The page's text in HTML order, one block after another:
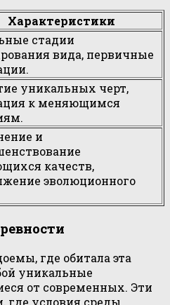
Характеристики
стадии
вида, первичные
уникальных черт,
к меняющимся
и
качеств,
эволюционного
где обитала эта
уникальные
от современных. Эти
условия среды